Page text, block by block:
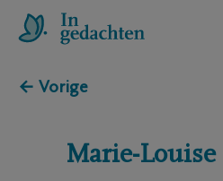
← Vorige
Marie-Louise